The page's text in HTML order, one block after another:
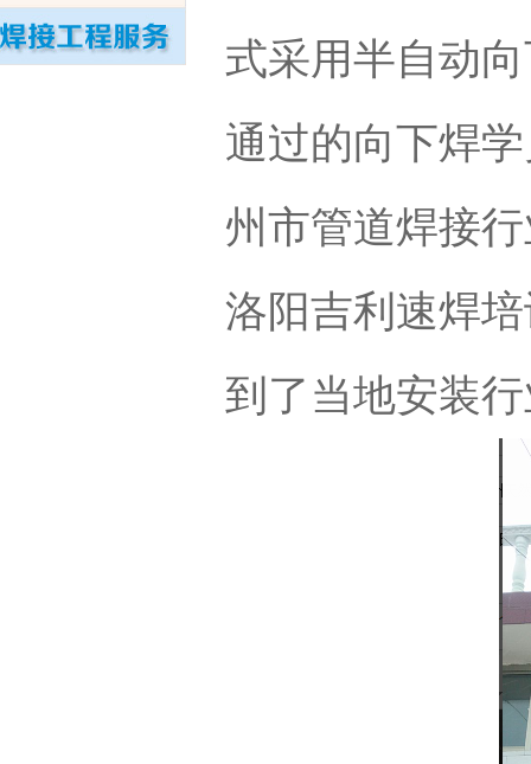
式采用半自动
通过的向下焊
州市管道焊接
洛阳吉利速焊
到了当地安装